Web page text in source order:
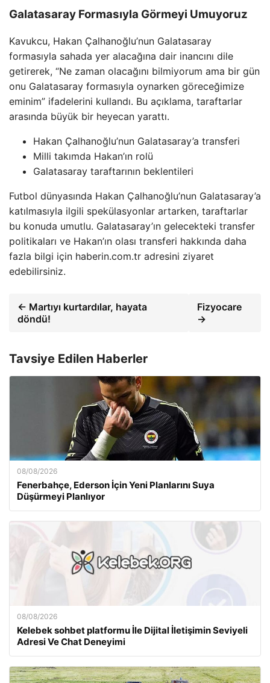
Galatasaray Formasıyla Görmeyi Umuyoruz
Kavukcu, Hakan Çalhanoğlu’nun Galatasaray
formasıyla sahada yer alacağına dair inancını dile
getirerek, “Ne zaman olacağını bilmiyorum ama bir gün
onu Galatasaray formasıyla oynarken göreceğimize
eminim” ifadelerini kullandı. Bu açıklama, taraftarlar
arasında büyük bir heyecan yarattı.
Hakan Çalhanoğlu’nun Galatasaray’a transferi
Milli takımda Hakan’ın rolü
Galatasaray taraftarının beklentileri
Futbol dünyasında Hakan Çalhanoğlu’nun Galatasaray’a
katılmasıyla ilgili spekülasyonlar artarken, taraftarlar
bu konuda umutlu. Galatasaray’ın gelecekteki transfer
politikaları ve Hakan’ın olası transferi hakkında daha
fazla bilgi için haberin.com.tr adresini ziyaret
edebilirsiniz.
← Martıyı kurtardılar, hayata
döndü!
Fizyocare
→
Tavsiye Edilen Haberler
08/08/2026
Fenerbahçe, Ederson İçin Yeni Planlarını Suya
Düşürmeyi Planlıyor
08/08/2026
Kelebek sohbet platformu İle Dijital İletişimin Seviyeli
Adresi Ve Chat Deneyimi